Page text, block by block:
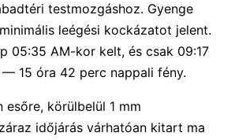
testmozgáshoz. Gyenge
leégési kockázatot jelent.
05:35 AM-kor kelt, és csak 09:17
15 óra 42 perc nappali fény.
esőre, körülbelül 1 mm
időjárás várhatóan kitart ma